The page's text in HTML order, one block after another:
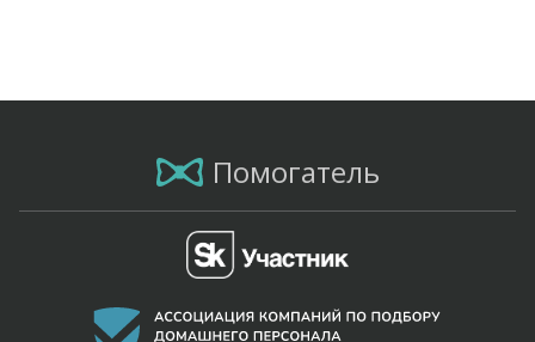
Помогатель